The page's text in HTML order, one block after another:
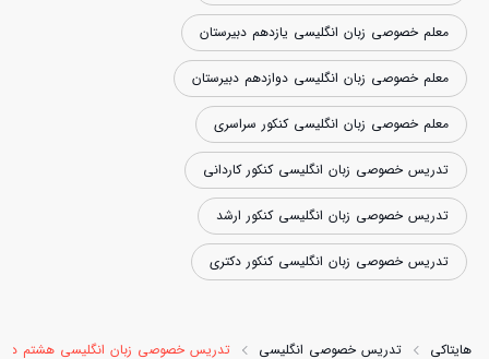
معلم خصوصی زبان انگلیسی یازدهم دبیرستان
معلم خصوصی زبان انگلیسی دوازدهم دبیرستان
معلم خصوصی زبان انگلیسی کنکور سراسری
تدریس خصوصی زبان انگلیسی کنکور کاردانی
تدریس خصوصی زبان انگلیسی کنکور ارشد
تدریس خصوصی زبان انگلیسی کنکور دکتری
هایتاکی تدریس خصوصی انگلیسی تدریس خصوصی زبان انگلیسی هشتم